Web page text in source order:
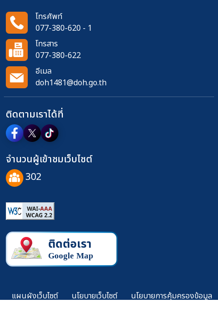
โทรศัพท์
077-380-620 - 1
โทรสาร
077-380-622
อีเมล
doh1481@doh.go.th
ติดตามเราได้ที่
จำนวนผู้เข้าชมเว็บไซต์
302
แผนผังเว็บไซต์ นโยบายเว็บไซต์
นโยบายการคุ้มครองข้อมูล